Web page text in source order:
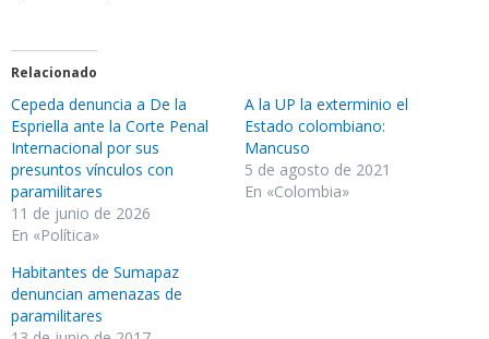
Relacionado
Cepeda denuncia a De la
Espriella ante la Corte Penal
Internacional por sus
presuntos vínculos con
paramilitares
11 de junio de 2026
En «Política»
A la UP la exterminio el
Estado colombiano:
Mancuso
5 de agosto de 2021
En «Colombia»
Habitantes de Sumapaz
denuncian amenazas de
paramilitares